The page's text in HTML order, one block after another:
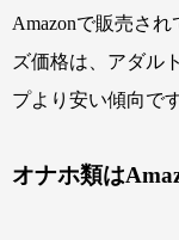
Amazonで販売さ
ズ価格は、アダル
プより安い傾向です
オナホ類は